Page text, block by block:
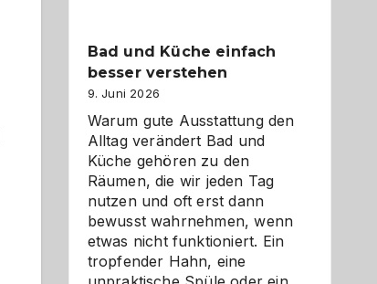
Bad und Küche einfach
besser verstehen
9. Juni 2026
Warum gute Ausstattung den
Alltag verändert Bad und
Küche gehören zu den
Räumen, die wir jeden Tag
nutzen und oft erst dann
bewusst wahrnehmen, wenn
etwas nicht funktioniert. Ein
tropfender Hahn, eine